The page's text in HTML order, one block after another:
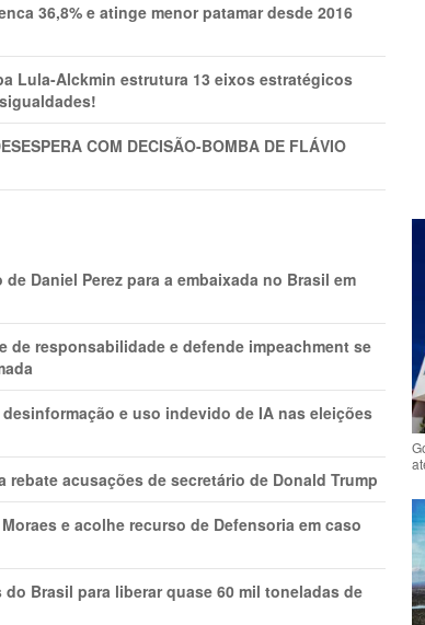
36,8% e atinge menor patamar desde 2016
Lula-Alckmin estrutura 13 eixos estratégicos
COM DECISÃO-BOMBA DE FLÁVIO
Daniel Perez para a embaixada no Brasil em
de responsabilidade e defende impeachment se
e uso indevido de IA nas eleições
acusações de secretário de Donald Trump
e acolhe recurso de Defensoria em caso
Brasil para liberar quase 60 mil toneladas de